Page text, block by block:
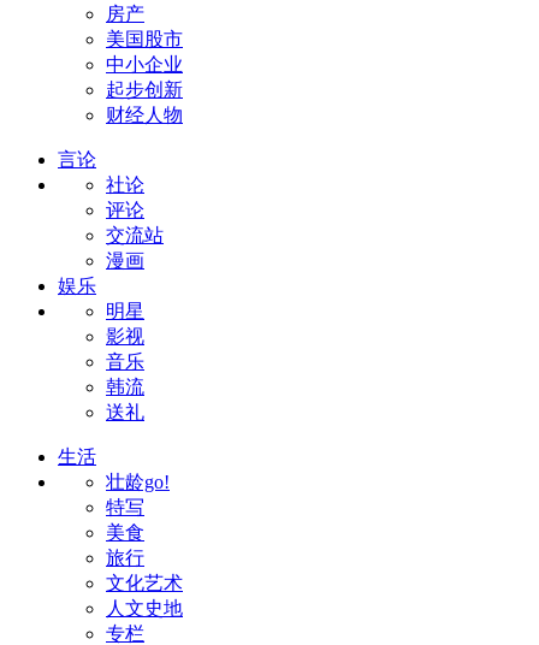
房产
美国股市
中小企业
起步创新
财经人物
言论
社论
评论
交流站
漫画
娱乐
明星
影视
音乐
韩流
送礼
生活
壮龄go!
特写
美食
旅行
文化艺术
人文史地
专栏